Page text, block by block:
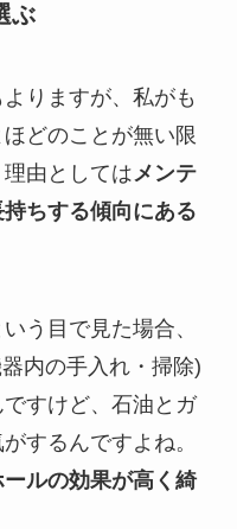
ぶ
りますが、私がも
どのことが無い限
由としてはメンテ
ちする傾向にある
う目で見た場合、
内の手入れ・掃除)
すけど、石油とガ
するんですよね。
ルの効果が高く綺